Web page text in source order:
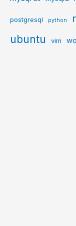
postgresql python
ubuntu vim